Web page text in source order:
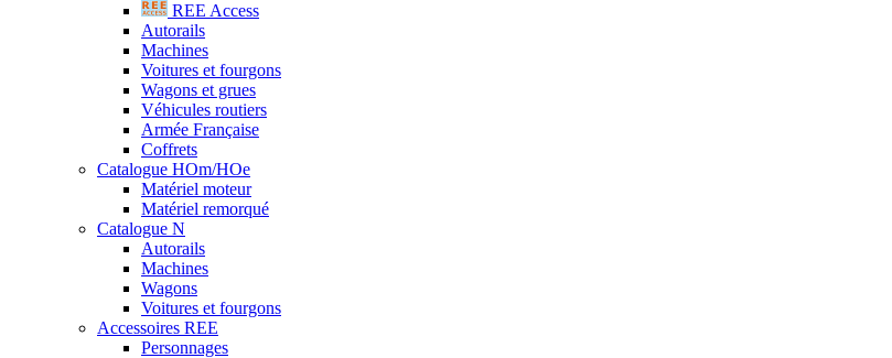
REE Access
Autorails
Machines
Voitures et fourgons
Wagons et grues
Véhicules routiers
Armée Française
Coffrets
Catalogue HOm/HOe
Matériel moteur
Matériel remorqué
Catalogue N
Autorails
Machines
Wagons
Voitures et fourgons
Accessoires REE
Personnages